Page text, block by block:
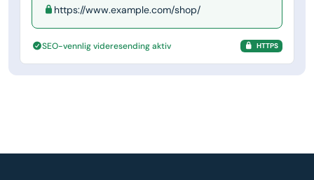
https://www.example.com/shop/
SEO-vennlig videresending aktiv HTTPS